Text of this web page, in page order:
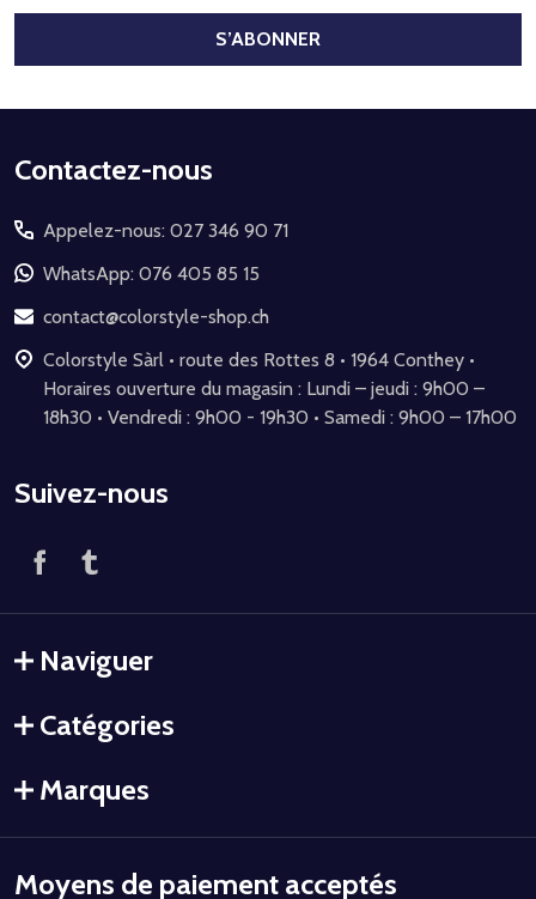
mail
S’ABONNER
Début
pied
de
page
Contactez-nous
Appelez-nous: 027 346 90 71
WhatsApp: 076 405 85 15
contact@colorstyle-shop.ch
Colorstyle Sàrl • route des Rottes 8 • 1964 Conthey •
Horaires ouverture du magasin : Lundi – jeudi : 9h00 –
18h30 • Vendredi : 9h00 - 19h30 • Samedi : 9h00 – 17h00
Suivez-nous
Naviguer
Catégories
Marques
Moyens de paiement acceptés